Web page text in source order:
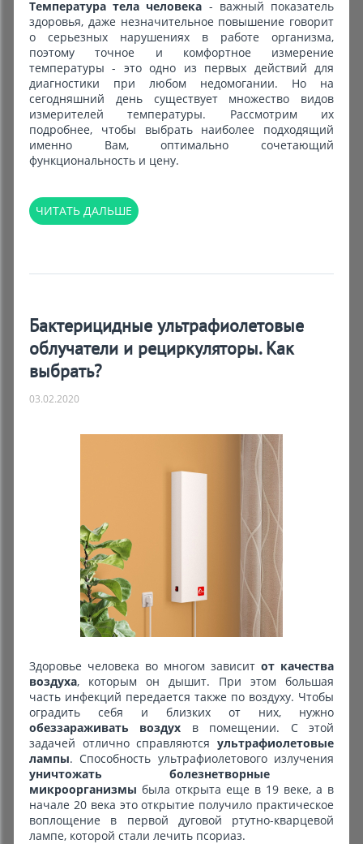
Температура тела человека - важный показатель
здоровья, даже незначительное повышение говорит
о серьезных нарушениях в работе организма,
поэтому точное и комфортное измерение
температуры - это одно из первых действий для
диагностики при любом недомогании. Но на
сегодняшний день существует множество видов
измерителей температуры. Рассмотрим их
подробнее, чтобы выбрать наиболее подходящий
именно Вам, оптимально сочетающий
функциональность и цену.
ЧИТАТЬ ДАЛЬШЕ
Бактерицидные ультрафиолетовые
облучатели и рециркуляторы. Как
выбрать?
03.02.2020
Здоровье человека во многом зависит от качества
воздуха, которым он дышит. При этом большая
часть инфекций передается также по воздуху. Чтобы
оградить себя и близких от них, нужно
обеззараживать воздух в помещении. С этой
задачей отлично справляются ультрафиолетовые
лампы. Способность ультрафиолетового излучения
уничтожать болезнетворные
микроорганизмы была открыта еще в 19 веке, а в
начале 20 века это открытие получило практическое
воплощение в первой дуговой ртутно-кварцевой
лампе, которой стали лечить псориаз.